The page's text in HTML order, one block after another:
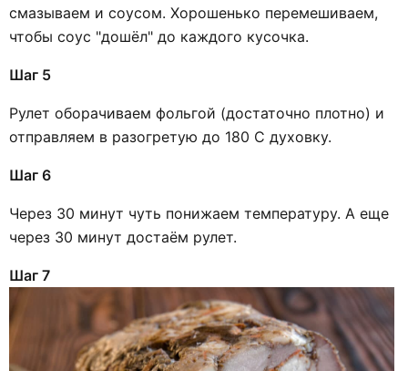
смазываем и соусом. Хорошенько перемешиваем,
чтобы соус "дошёл" до каждого кусочка.
Шаг 5
Рулет оборачиваем фольгой (достаточно плотно) и
отправляем в разогретую до 180 С духовку.
Шаг 6
Через 30 минут чуть понижаем температуру. А еще
через 30 минут достаём рулет.
Шаг 7